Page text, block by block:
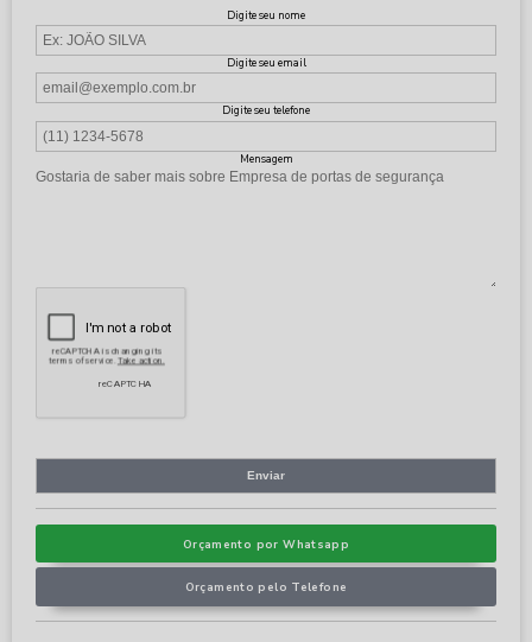
Digite seu nome
Digite seu email
Digite seu telefone
Mensagem
Orçamento por Whatsapp
Orçamento pelo Telefone